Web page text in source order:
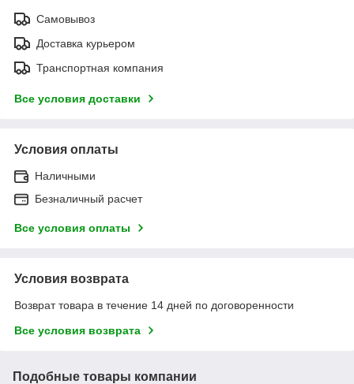
Самовывоз
Доставка курьером
Транспортная компания
Все условия доставки
Условия оплаты
Наличными
Безналичный расчет
Все условия оплаты
Условия возврата
Возврат товара в течение 14 дней по договоренности
Все условия возврата
Подобные товары компании